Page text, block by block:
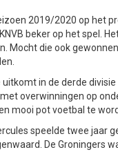
2019/2020 op het
beker op het spel.
Mocht die ook
in de derde
overwinningen op
mooi pot voetbal te
speelde twee jaar
De Groningers